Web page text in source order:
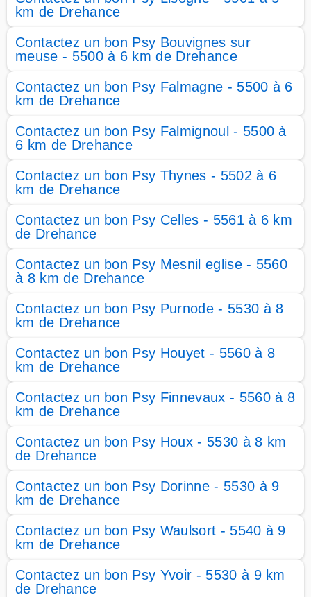
km de Drehance
Contactez un bon Psy Bouvignes sur
meuse - 5500 à 6 km de Drehance
Contactez un bon Psy Falmagne - 5500 à 6
km de Drehance
Contactez un bon Psy Falmignoul - 5500 à
6 km de Drehance
Contactez un bon Psy Thynes - 5502 à 6
km de Drehance
Contactez un bon Psy Celles - 5561 à 6 km
de Drehance
Contactez un bon Psy Mesnil eglise - 5560
à 8 km de Drehance
Contactez un bon Psy Purnode - 5530 à 8
km de Drehance
Contactez un bon Psy Houyet - 5560 à 8
km de Drehance
Contactez un bon Psy Finnevaux - 5560 à 8
km de Drehance
Contactez un bon Psy Houx - 5530 à 8 km
de Drehance
Contactez un bon Psy Dorinne - 5530 à 9
km de Drehance
Contactez un bon Psy Waulsort - 5540 à 9
km de Drehance
Contactez un bon Psy Yvoir - 5530 à 9 km
de Drehance